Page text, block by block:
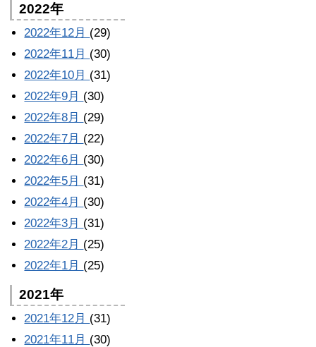
2022年
2022年12月 (29)
2022年11月 (30)
2022年10月 (31)
2022年9月 (30)
2022年8月 (29)
2022年7月 (22)
2022年6月 (30)
2022年5月 (31)
2022年4月 (30)
2022年3月 (31)
2022年2月 (25)
2022年1月 (25)
2021年
2021年12月 (31)
2021年11月 (30)